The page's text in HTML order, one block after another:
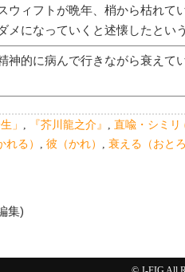
ウィフトが晩年、梢から枯れて
メになっていくと述懐したとい
神的に病んで行きながら衰えて
」 『芥川龍之介』 直喩・シミリ
る） 彼（かれ） 衰える（おとろ
集)